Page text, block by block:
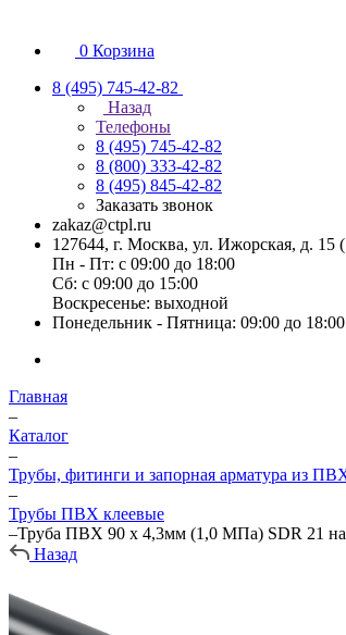
0 Корзина
8 (495) 745-42-82
Назад
Телефоны
8 (495) 745-42-82
8 (800) 333-42-82
8 (495) 845-42-82
Заказать звонок
zakaz@ctpl.ru
127644, г. Москва, ул. Ижорская, д.
Пн - Пт: с 09:00 до 18:00
Сб: с 09:00 до 15:00
Воскресенье: выходной
Понедельник - Пятница: 09:00 до
Главная
–
Каталог
–
Трубы, фитинги и запорная арматура из
–
Трубы ПВХ клеевые
–Труба ПВХ 90 х 4,3мм (1,0 МПа) SDR 21
Назад